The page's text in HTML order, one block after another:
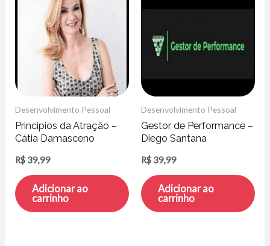
Desenvolvimento Pessoal
Principios da Atração –
Cátia Damasceno
R$ 39,99
Adicionar ao
carrinho
Desenvolvimento Pessoal
Gestor de Performance –
Diego Santana
R$ 39,99
Adicionar ao
carrinho